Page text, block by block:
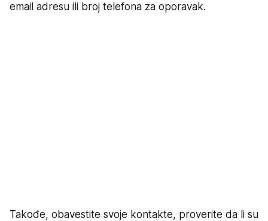
email adresu ili broj telefona za oporavak.
Takođe, obavestite svoje kontakte, proverite da li su